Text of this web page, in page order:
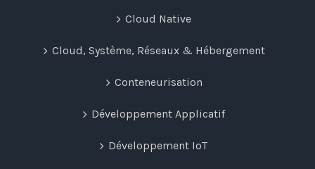
Cloud Native
Cloud, Système, Réseaux & Hébergement
Conteneurisation
Développement Applicatif
Développement IoT